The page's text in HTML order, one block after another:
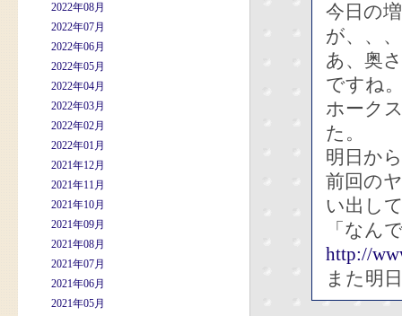
2022年08月
2022年07月
2022年06月
2022年05月
2022年04月
2022年03月
2022年02月
2022年01月
2021年12月
2021年11月
2021年10月
2021年09月
2021年08月
2021年07月
2021年06月
2021年05月
今日の
が、、
あ、奥
ですね
ホーク
た。
明日か
前回の
い出し
「なん
http://
また明